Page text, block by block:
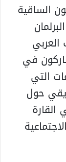
الساقية
العربي
في
التي
حول
القارة